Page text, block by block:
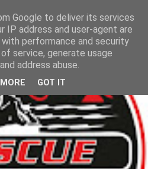
Google to deliver its services
IP address and user-agent are
performance and security
service, generate usage
address abuse.
GOT IT